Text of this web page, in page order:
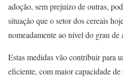
adoção, sem prejuízo de outras,
situação que o setor dos cereais
nomeadamente ao nível do grau
Estas medidas vão contribuir para
eficiente, com maior capacidade